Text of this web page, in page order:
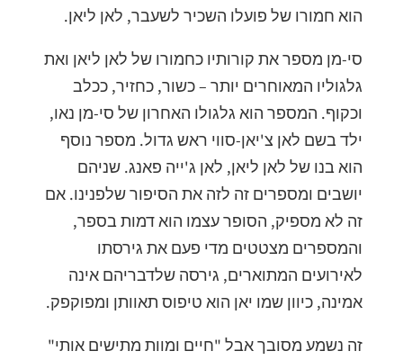
הוא חמורו של פועלו השכיר לשעבר, לאן ליאן.
סי-מן מספר את קורותיו כחמורו של לאן ליאן ואת
גלגוליו המאוחרים יותר – כשור, כחזיר, ככלב
וכקוף. המספר הוא גלגולו האחרון של סי-מן נאו,
ילד בשם לאן צ'יאן-סווי ראש גדול. מספר נוסף
הוא בנו של לאן ליאן, לאן ג'ייה פאנג. שניהם
יושבים ומספרים זה לזה את הסיפור שלפנינו. אם
זה לא מספיק, הסופר עצמו הוא דמות בספר,
והמספרים מצטטים מדי פעם את גירסתו
לאירועים המתוארים, גירסה שלדבריהם אינה
אמינה, כיוון שמו יאן הוא טיפוס תאוותן ומפוקפק.
זה נשמע מסובך אבל "חיים ומוות מתישים אותי"